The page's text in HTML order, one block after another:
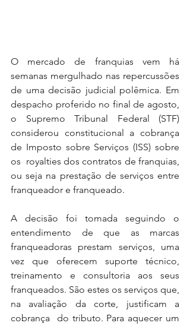
O mercado de franquias vem há
semanas mergulhado nas repercussões
de uma decisão judicial polêmica. Em
despacho proferido no final de agosto,
o Supremo Tribunal Federal (STF)
considerou constitucional a cobrança
de Imposto sobre Serviços (ISS) sobre
os  royalties dos contratos de franquias,
ou seja na prestação de serviços entre
franqueador e franqueado.
A decisão foi tomada seguindo o
entendimento de que as marcas
franqueadoras prestam serviços, uma
vez que oferecem suporte técnico,
treinamento e consultoria aos seus
franqueados. São estes os serviços que,
na avaliação da corte, justificam a
cobrança  do tributo. Para aquecer um